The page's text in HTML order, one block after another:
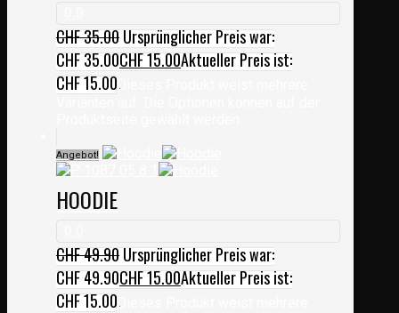
CHF35.00Ursprünglicher Preis war:
CHF 35.00CHF15.00Aktueller Preis ist:
CHF 15.00.Dieses Produkt weist mehrere
Angebot!
HOODIE
CHF49.90Ursprünglicher Preis war:
CHF 49.90CHF15.00Aktueller Preis ist:
CHF 15.00.Dieses Produkt weist mehrere